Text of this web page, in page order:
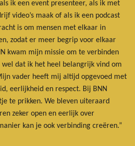
ik een event presenteer, als ik met
video’s maak of als ik een podcast
is om mensen met elkaar in
zodat er meer begrip voor elkaar
kwam mijn missie om te verbinden
dat ik het heel belangrijk vind om
vader heeft mij altijd opgevoed met
eerlijkheid en respect. Bij BNN
te prikken. We bleven uiteraard
zeker open en eerlijk over
kan je ook verbinding creëren.”